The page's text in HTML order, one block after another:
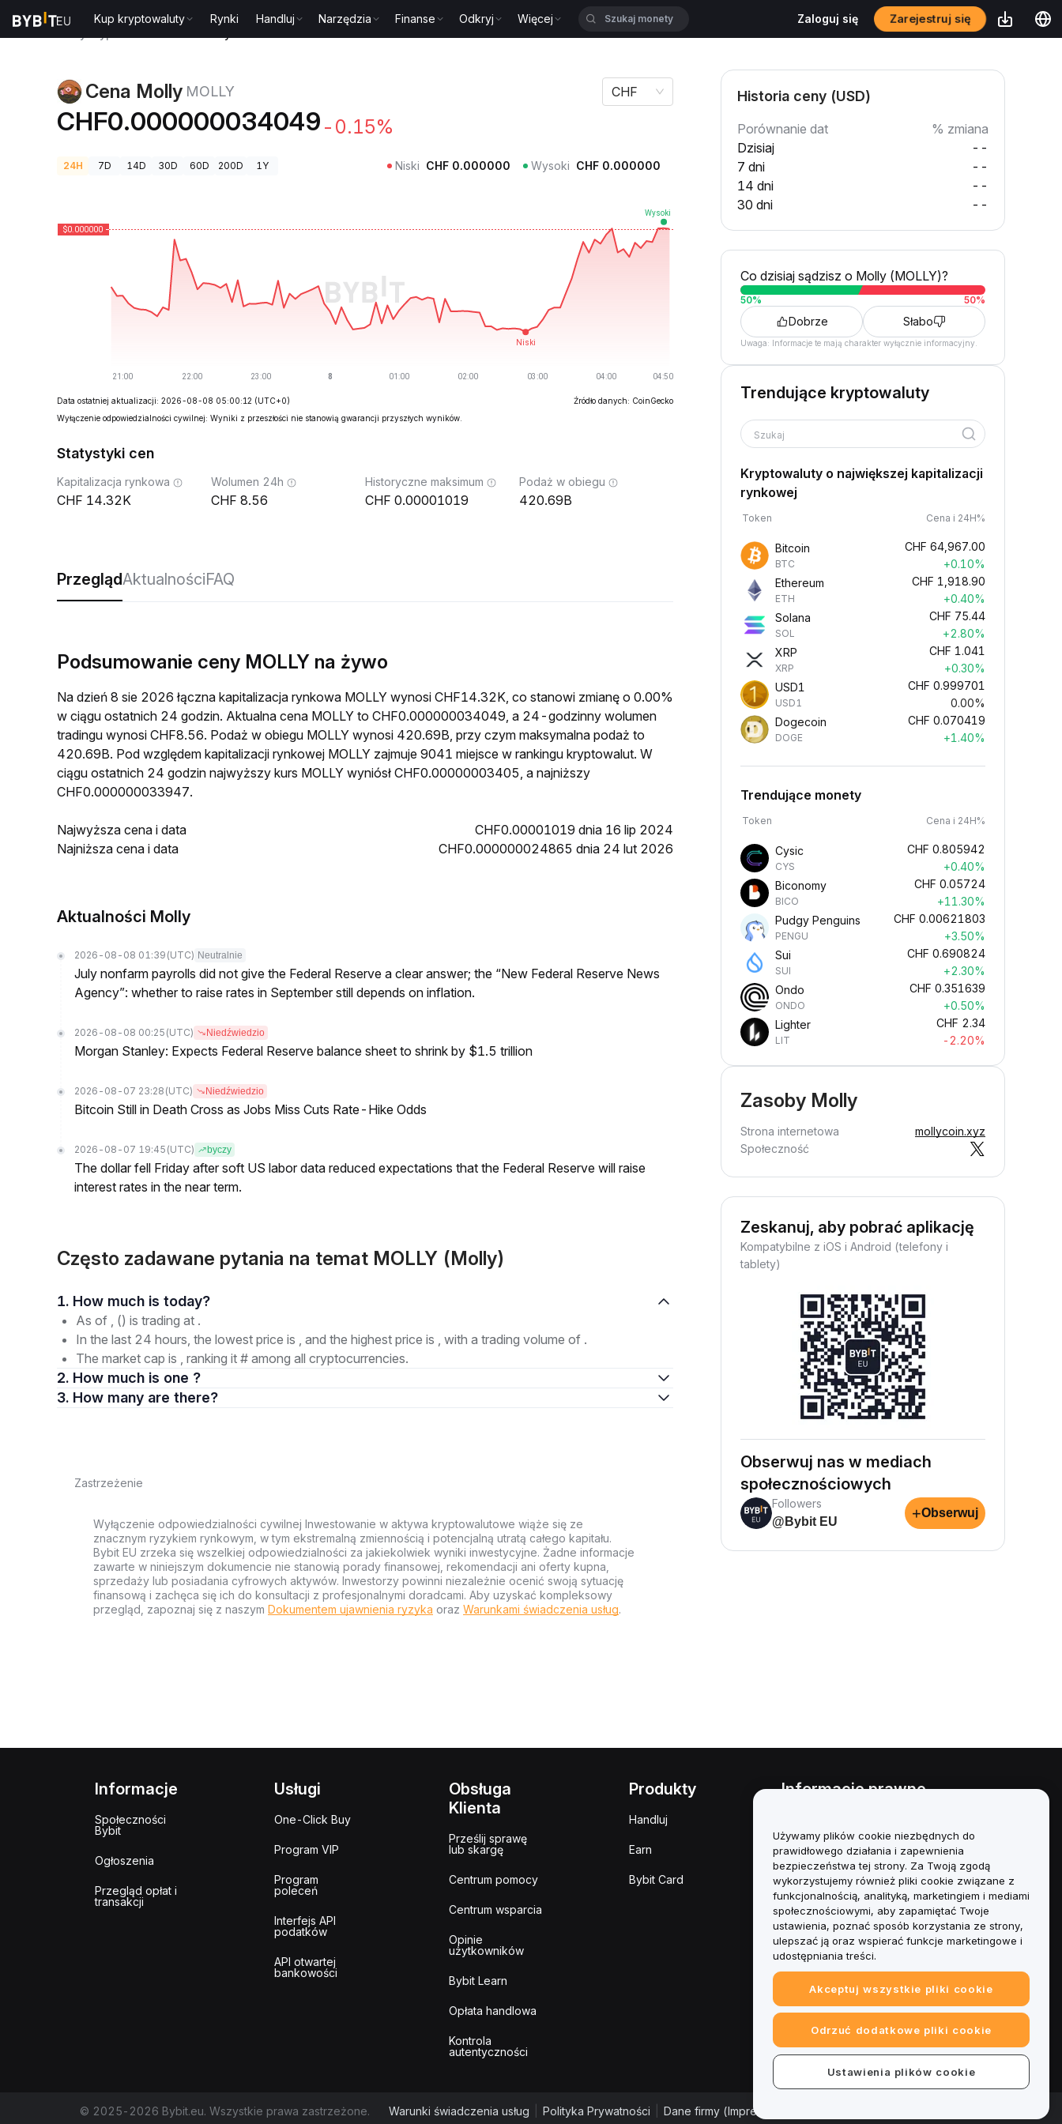
Kup kryptowaluty Rynki Handluj Narzędzia Finanse Odkryj Więcej Zaloguj się Zarejestruj się
Cena Molly MOLLY
CHF0.000000034049 -0.15%
CHF
24H 7D 14D 30D 60D 200D 1Y Niski CHF 0.000000 Wysoki CHF 0.000000
Data ostatniej aktualizacji: 2026-08-08 05:00:12 (UTC+0)
Źródło danych: CoinGecko
Wyłączenie odpowiedzialności cywilnej: Wyniki z przeszłości nie stanowią gwarancji przyszłych wyników.
Statystyki cen
Kapitalizacja rynkowa
14.32K
Wolumen 24h
8.56
Historyczne maksimum
0.00001019
Podaż w obiegu
420.69B
PrzeglądAktualnościFAQ
Podsumowanie ceny MOLLY na żywo
Na dzień 8 sie 2026 łączna kapitalizacja rynkowa MOLLY wynosi CHF14.32K, co stanowi zmianę o 0.00%
w ciągu ostatnich 24 godzin. Aktualna cena MOLLY to CHF0.000000034049, a 24-godzinny wolumen
tradingu wynosi CHF8.56. Podaż w obiegu MOLLY wynosi 420.69B, przy czym maksymalna podaż to
420.69B. Pod względem kapitalizacji rynkowej MOLLY zajmuje 9041 miejsce w rankingu kryptowalut. W
ciągu ostatnich 24 godzin najwyższy kurs MOLLY wyniósł CHF0.00000003405, a najniższy
CHF0.000000033947.
Najwyższa cena i data
CHF0.00001019 dnia 16 lip 2024
Najniższa cena i data
CHF0.000000024865 dnia 24 lut 2026
Aktualności Molly
2026-08-08 01:39 (UTC) Neutralnie
July nonfarm payrolls did not give the Federal Reserve a clear answer; the “New Federal Reserve News
Agency”: whether to raise rates in September still depends on inflation.
2026-08-08 00:25 (UTC) Niedźwiedzio
Morgan Stanley: Expects Federal Reserve balance sheet to shrink by $1.5 trillion
2026-08-07 23:28 (UTC) Niedźwiedzio
Bitcoin Still in Death Cross as Jobs Miss Cuts Rate-Hike Odds
2026-08-07 19:45 (UTC) byczy
The dollar fell Friday after soft US labor data reduced expectations that the Federal Reserve will raise
interest rates in the near term.
Często zadawane pytania na temat MOLLY (Molly)
1. How much is today?
As of , () is trading at .
In the last 24 hours, the lowest price is , and the highest price is , with a trading volume of .
The market cap is , ranking it # among all cryptocurrencies.
2. How much is one ?
3. How many are there?
Zastrzeżenie
Wyłączenie odpowiedzialności cywilnej Inwestowanie w aktywa kryptowalutowe wiąże się ze
znacznym ryzykiem rynkowym, w tym ekstremalną zmiennością i potencjalną utratą całego kapitału.
Bybit EU zrzeka się wszelkiej odpowiedzialności za jakiekolwiek wyniki inwestycyjne. Żadne informacje
zawarte w niniejszym dokumencie nie stanowią porady finansowej, rekomendacji ani oferty kupna,
sprzedaży lub posiadania cyfrowych aktywów. Inwestorzy powinni niezależnie ocenić swoją sytuację
finansową i zachęca się ich do konsultacji z profesjonalnymi doradcami. Aby uzyskać kompleksowy
przegląd, zapoznaj się z naszym Dokumentem ujawnienia ryzyka oraz Warunkami świadczenia usług.
Historia ceny (USD)
Porównanie dat
% zmiana
Dzisiaj
--
7 dni
--
14 dni
--
30 dni
--
Co dzisiaj sądzisz o Molly (MOLLY)?
50% 50%
Dobrze Słabo
Uwaga: Informacje te mają charakter wyłącznie informacyjny.
Trendujące kryptowaluty
Szukaj
Kryptowaluty o największej kapitalizacji
rynkowej
Token Cena i 24H%
Bitcoin
BTC
CHF 64,967.00
+0.10%
Ethereum
ETH
CHF 1,918.90
+0.40%
Solana
SOL
CHF 75.44
+2.80%
XRP
XRP
CHF 1.041
+0.30%
USD1
USD1
CHF 0.999701
0.00%
Dogecoin
DOGE
CHF 0.070419
+1.40%
Trendujące monety
Token Cena i 24H%
Cysic
CYS
CHF 0.805942
+0.40%
Biconomy
BICO
CHF 0.05724
+11.30%
Pudgy Penguins
PENGU
CHF 0.00621803
+3.50%
Sui
SUI
CHF 0.690824
+2.30%
Ondo
ONDO
CHF 0.351639
+0.50%
Lighter
LIT
CHF 2.34
-2.20%
Zasoby Molly
Strona internetowa
mollycoin.xyz
Społeczność
Zeskanuj, aby pobrać aplikację
Kompatybilne z iOS i Android (telefony i
tablety)
Obserwuj nas w mediach
społecznościowych
Followers
@Bybit EU
+Obserwuj
Informacje
Społeczności
Bybit
Ogłoszenia
Przegląd opłat i
transakcji
Usługi
One-Click Buy
Program VIP
Program
poleceń
Interfejs API
podatków
API otwartej
bankowości
Obsługa
Klienta
Prześlij sprawę
lub skargę
Centrum pomocy
Centrum wsparcia
Opinie
użytkowników
Bybit Learn
Opłata handlowa
Kontrola
autentyczności
Produkty
Handluj
Earn
Bybit Card
Informacje prawne
interesów
Podsumowanie polityki
powiernictwa i zarządzania
Informacje ESG
Biuletyny informacyjne
kryptoaktywów
© 2025-2026 Bybit.eu. Wszystkie prawa zastrzeżone. Warunki świadczenia usług Polityka Prywatności Dane firmy (Impressum)
Używamy plików cookie niezbędnych do
prawidłowego działania i zapewnienia
bezpieczeństwa tej strony. Za Twoją zgodą
wykorzystujemy również pliki cookie związane z
funkcjonalnością, analityką, marketingiem i mediami
społecznościowymi, aby zapamiętać Twoje
ustawienia, poznać sposób korzystania ze strony,
ulepszać ją oraz wspierać funkcje marketingowe i
udostępniania treści.
Akceptuj wszystkie pliki cookie
Odrzuć dodatkowe pliki cookie
Ustawienia plików cookie